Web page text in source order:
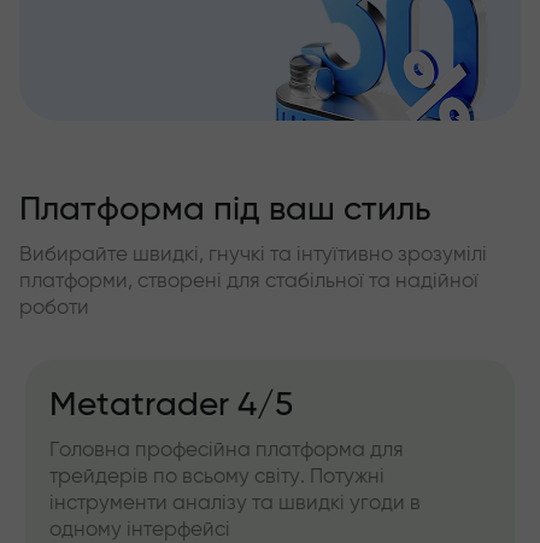
Платформа під ваш стиль
Вибирайте швидкі, гнучкі та інтуїтивно зрозумілі
платформи, створені для стабільної та надійної
роботи
Metatrader 4/5
Головна професійна платформа для
трейдерів по всьому світу. Потужні
інструменти аналізу та швидкі угоди в
одному інтерфейсі